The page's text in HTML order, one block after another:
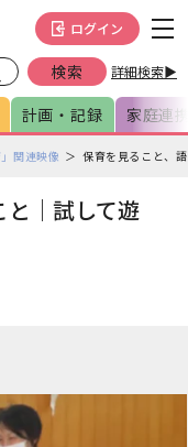
詳細検索▶
ログイン
計画・記録 家庭連
」関連映像 保育を見ること、
｜試して遊